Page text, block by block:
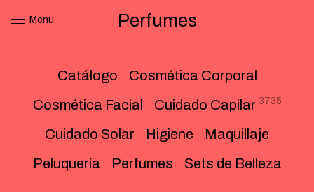
Menu Perfumes
Catálogo
Cosmética Corporal
Cosmética Facial
Cuidado Capilar 3735
Cuidado Solar Higiene
Maquillaje
Peluquería
Perfumes Sets de Belleza